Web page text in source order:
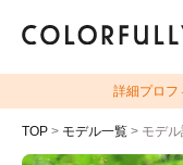
詳細プロフ
TOP > モデル一覧 > モデル